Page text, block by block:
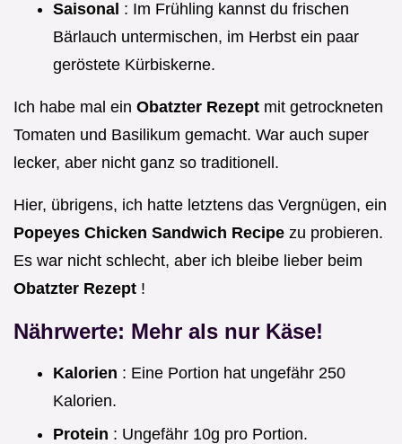
Saisonal : Im Frühling kannst du frischen
Bärlauch untermischen, im Herbst ein paar
geröstete Kürbiskerne.
Ich habe mal ein Obatzter Rezept mit getrockneten
Tomaten und Basilikum gemacht. War auch super
lecker, aber nicht ganz so traditionell.
Hier, übrigens, ich hatte letztens das Vergnügen, ein
Popeyes Chicken Sandwich Recipe zu probieren.
Es war nicht schlecht, aber ich bleibe lieber beim
Obatzter Rezept !
Nährwerte: Mehr als nur Käse!
Kalorien : Eine Portion hat ungefähr 250
Kalorien.
Protein : Ungefähr 10g pro Portion.